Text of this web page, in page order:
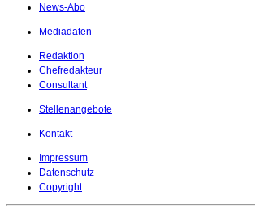
News-Abo
Mediadaten
Redaktion
Chefredakteur
Consultant
Stellenangebote
Kontakt
Impressum
Datenschutz
Copyright